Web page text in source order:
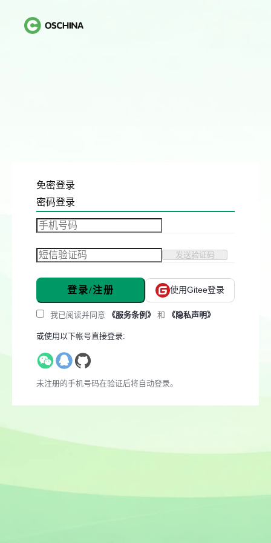
免密登录
密码登录
发送验证码
登录/注册 使用Gitee登录
我已阅读并同意 《服务条例》 和 《隐私声明》
或使用以下帐号直接登录:
未注册的手机号码在验证后将自动登录。